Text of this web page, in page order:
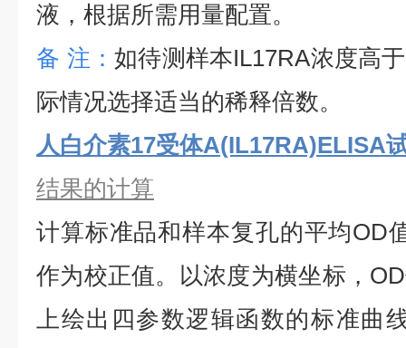
液，根据所需用量配置。
备 注：如待测样本IL17RA浓度高
际情况选择适当的稀释倍数。
人白介素17受体A(IL17RA)ELISA
结果的计算
计算标准品和样本复孔的平均OD
作为校正值。以浓度为横坐标，
上绘出四参数逻辑函数的标准曲